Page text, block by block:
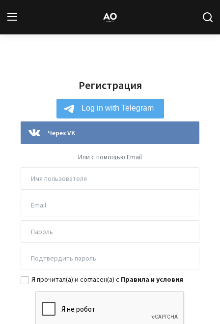
Авторы
База знаний
Подписка
Регистрация
Через VK
Или с помощью Email
Я прочитал(а) и согласен(а) с Правила и условия